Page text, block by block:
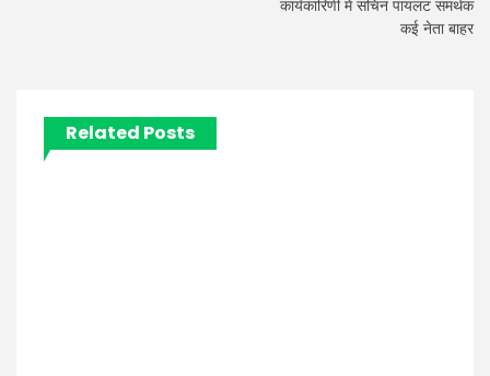
कार्यकारिणी में सचिन पायलट समर्थक
कई नेता बाहर
Related Posts